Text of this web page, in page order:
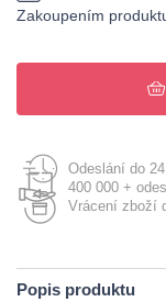
Zakoupením
Odeslání do
400 000 +
Vrácení zboží
Popis produktu